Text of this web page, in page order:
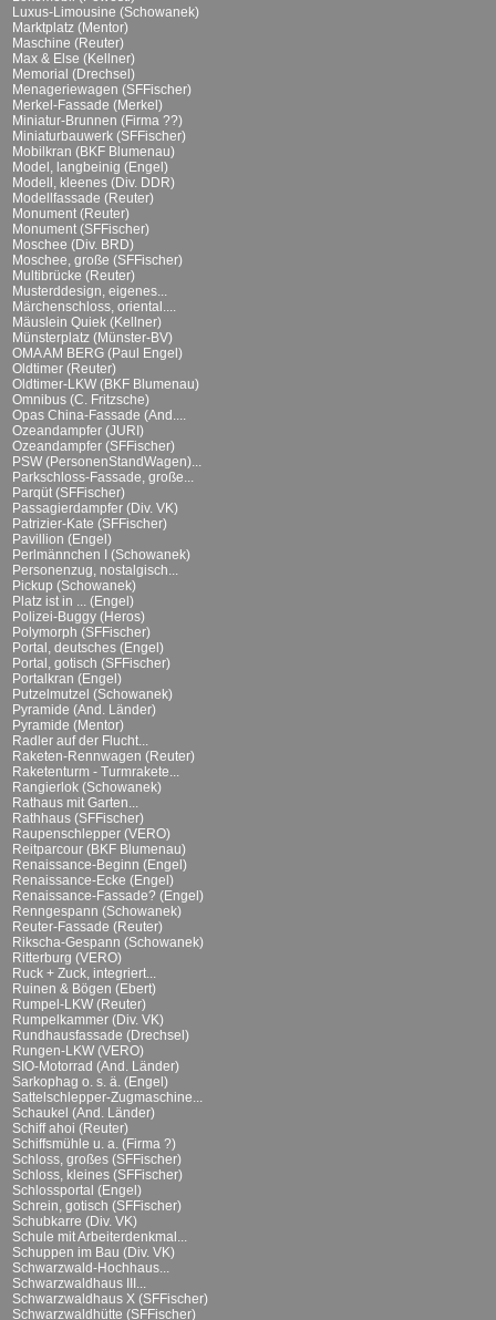
Luxus-Limousine (Schowanek)
Marktplatz (Mentor)
Maschine (Reuter)
Max & Else (Kellner)
Memorial (Drechsel)
Menageriewagen (SFFischer)
Merkel-Fassade (Merkel)
Miniatur-Brunnen (Firma ??)
Miniaturbauwerk (SFFischer)
Mobilkran (BKF Blumenau)
Model, langbeinig (Engel)
Modell, kleenes (Div. DDR)
Modellfassade (Reuter)
Monument (Reuter)
Monument (SFFischer)
Moschee (Div. BRD)
Moschee, große (SFFischer)
Multibrücke (Reuter)
Musterddesign, eigenes...
Märchenschloss, oriental....
Mäuslein Quiek (Kellner)
Münsterplatz (Münster-BV)
OMA AM BERG (Paul Engel)
Oldtimer (Reuter)
Oldtimer-LKW (BKF Blumenau)
Omnibus (C. Fritzsche)
Opas China-Fassade (And....
Ozeandampfer (JURI)
Ozeandampfer (SFFischer)
PSW (PersonenStandWagen)...
Parkschloss-Fassade, große...
Parqüt (SFFischer)
Passagierdampfer (Div. VK)
Patrizier-Kate (SFFischer)
Pavillion (Engel)
Perlmännchen I (Schowanek)
Personenzug, nostalgisch...
Pickup (Schowanek)
Platz ist in ... (Engel)
Polizei-Buggy (Heros)
Polymorph (SFFischer)
Portal, deutsches (Engel)
Portal, gotisch (SFFischer)
Portalkran (Engel)
Putzelmutzel (Schowanek)
Pyramide (And. Länder)
Pyramide (Mentor)
Radler auf der Flucht...
Raketen-Rennwagen (Reuter)
Raketenturm - Turmrakete...
Rangierlok (Schowanek)
Rathaus mit Garten...
Rathhaus (SFFischer)
Raupenschlepper (VERO)
Reitparcour (BKF Blumenau)
Renaissance-Beginn (Engel)
Renaissance-Ecke (Engel)
Renaissance-Fassade? (Engel)
Renngespann (Schowanek)
Reuter-Fassade (Reuter)
Rikscha-Gespann (Schowanek)
Ritterburg (VERO)
Ruck + Zuck, integriert...
Ruinen & Bögen (Ebert)
Rumpel-LKW (Reuter)
Rumpelkammer (Div. VK)
Rundhausfassade (Drechsel)
Rungen-LKW (VERO)
SIO-Motorrad (And. Länder)
Sarkophag o. s. ä. (Engel)
Sattelschlepper-Zugmaschine...
Schaukel (And. Länder)
Schiff ahoi (Reuter)
Schiffsmühle u. a. (Firma ?)
Schloss, großes (SFFischer)
Schloss, kleines (SFFischer)
Schlossportal (Engel)
Schrein, gotisch (SFFischer)
Schubkarre (Div. VK)
Schule mit Arbeiterdenkmal...
Schuppen im Bau (Div. VK)
Schwarzwald-Hochhaus...
Schwarzwaldhaus III...
Schwarzwaldhaus X (SFFischer)
Schwarzwaldhütte (SFFischer)